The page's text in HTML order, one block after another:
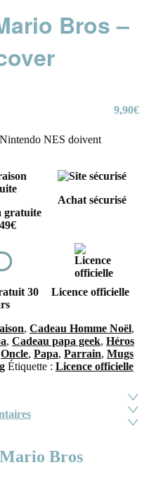
Bros –
9,90€
NES doivent
gratuite
Achat sécurisé
30
Licence officielle
, Cadeau Homme Noël,
, Cadeau papa geek, Héros
Oncle, Papa, Parrain, Mugs
Étiquette : Licence officielle
Bros